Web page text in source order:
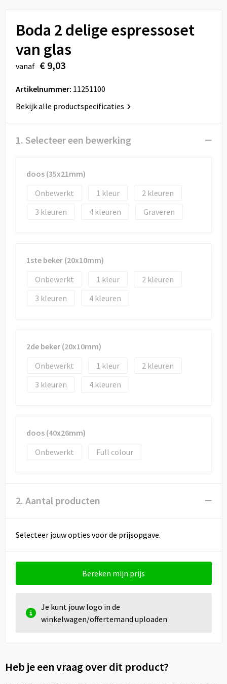
Veiligheid, Auto en Fiets
Vrije tijd en Strand
Aanstekers
Rugzakken
Schoenentassen
Sporttassen
Autotassen
Strandtassen
Waterbestendige tassen
Boda 2 delige espressoset
van glas
vanaf € 9,03
Artikelnummer: 11251100
Bekijk alle productspecificaties
1. Selecteer een bewerking
doos (35x21mm)
Onbewerkt
1
2
3
4 Graveren
1ste beker (20x10mm)
Onbewerkt
1
2
3
4
2de beker (20x10mm)
Onbewerkt
1
2
3
4
doos (40x26mm)
Onbewerkt
Full colour
2. Aantal producten
Selecteer jouw opties voor de prijsopgave.
Bereken mijn prijs
Je kunt jouw logo in de
winkelwagen/offertemand uploaden
Heb je een vraag over dit product?